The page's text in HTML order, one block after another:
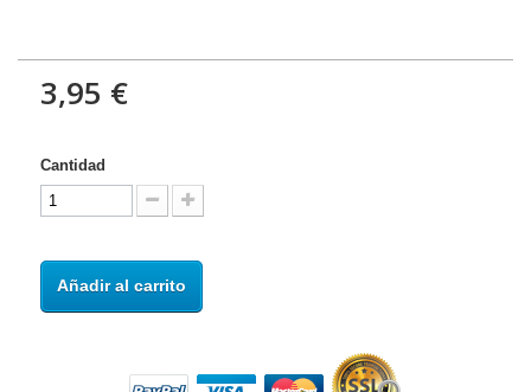
3,95 €
Cantidad
Añadir al carrito